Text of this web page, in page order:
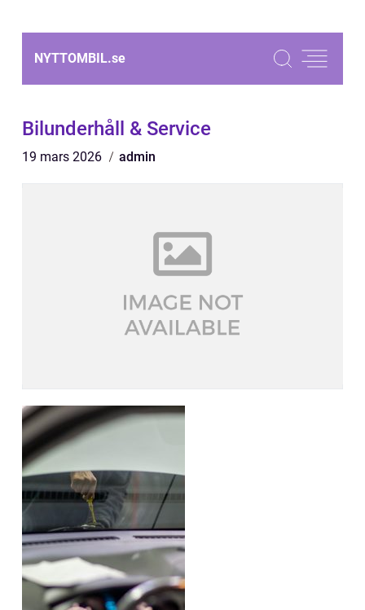
NYTTOMBIL.se
Bilunderhåll & Service
19 mars 2026 admin